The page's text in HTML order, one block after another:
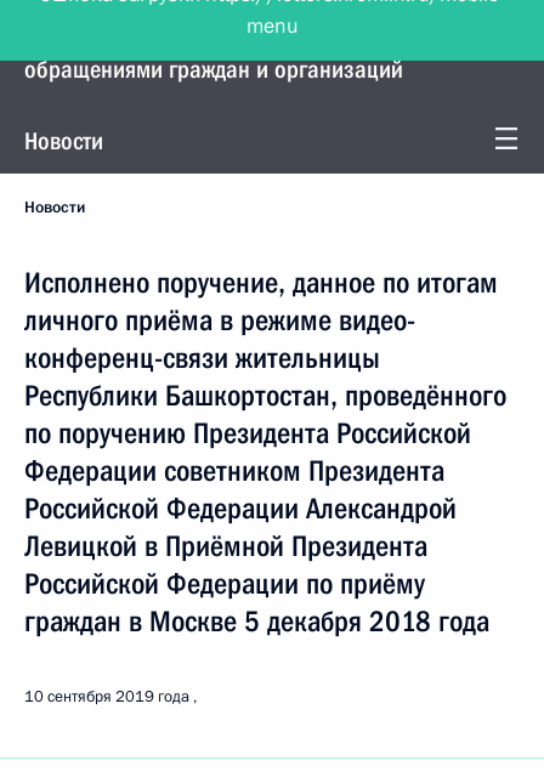
Управление Президента по работе с
обращениями граждан и организаций
Новости
Новости
Исполнено поручение, данное по итогам
личного приёма в режиме видео-
конференц-связи жительницы
Республики Башкортостан, проведённого
по поручению Президента Российской
Федерации советником Президента
Российской Федерации Александрой
Левицкой в Приёмной Президента
Российской Федерации по приёму
граждан в Москве 5 декабря 2018 года
10 сентября 2019 года
menu